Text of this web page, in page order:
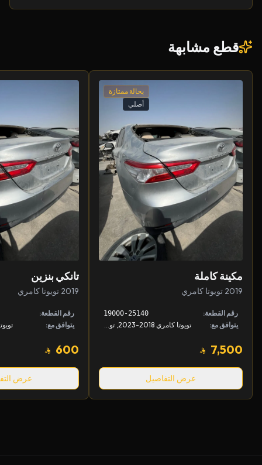
قطع مشابهة
بحالة ممتازة
أصلي
مكينة كاملة
2019 تويوتا كامري
رقم القطعة: 19000-25140
يتوافق مع:
7,500
عرض التفاصيل
تانكي بنزين
2019 تويوتا كامري
رقم القطعة:
يتوافق مع:
تويوتا
600
عرض